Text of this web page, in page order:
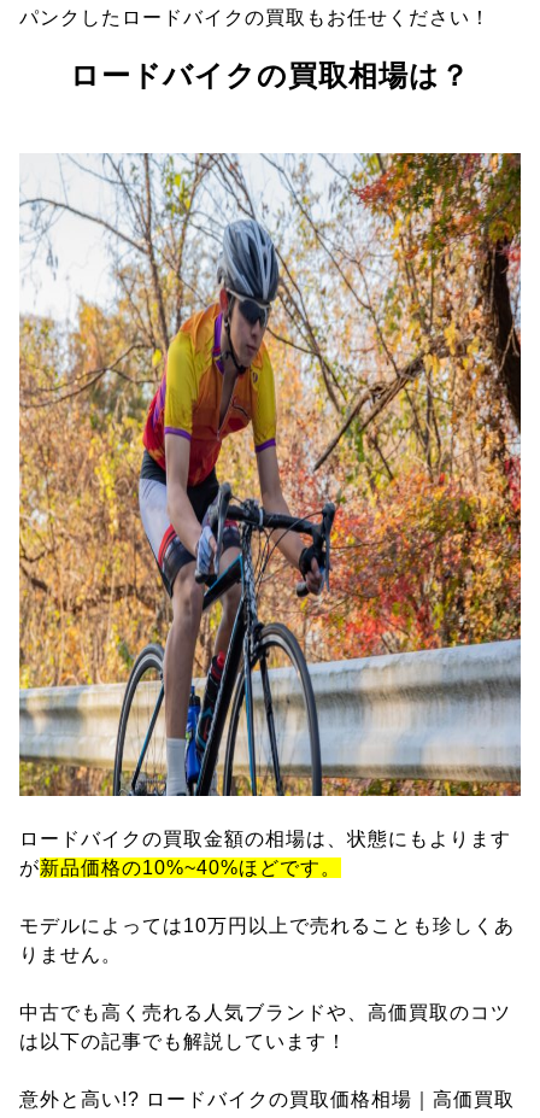
パンクしたロードバイクの買取もお任せください！
ロードバイクの買取相場は？
ロードバイクの買取金額の相場は、状態にもよります
が新品価格の10%~40%ほどです。
モデルによっては10万円以上で売れることも珍しくあ
りません。
中古でも高く売れる人気ブランドや、高価買取のコツ
は以下の記事でも解説しています！
意外と高い!? ロードバイクの買取価格相場｜高価買取